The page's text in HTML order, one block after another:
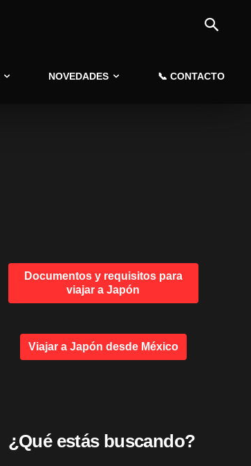
NOVEDADES 📞 CONTACTO
Documentos y requisitos para
viajar a Japón
Viajar a Japón desde México
¿Qué estás buscando?